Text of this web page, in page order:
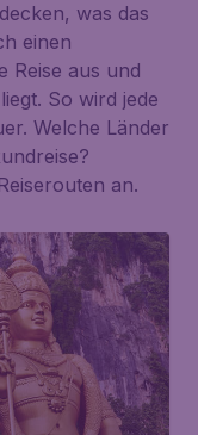
was das
einen
Reise aus und
So wird jede
Welche Länder
an.